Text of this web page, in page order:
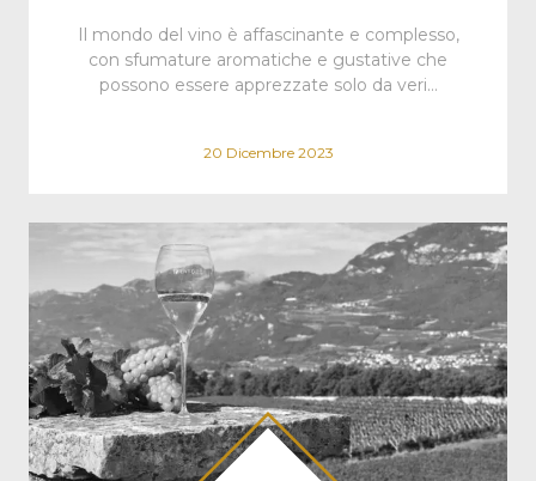
Il mondo del vino è affascinante e complesso,
con sfumature aromatiche e gustative che
possono essere apprezzate solo da veri…
20 Dicembre 2023